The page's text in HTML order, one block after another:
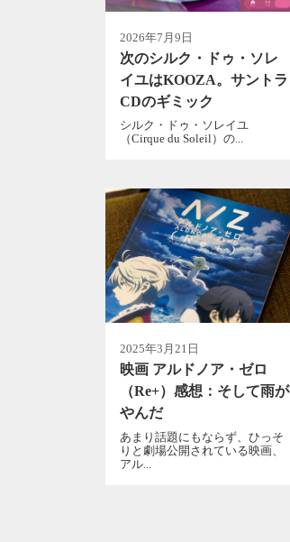
2026年7月9日
次のシルク・ドゥ・ソレ
イユはKOOZA。サントラ
CDのギミック
シルク・ドゥ・ソレイユ
（Cirque du Soleil）の...
2025年3月21日
映画 アルドノア・ゼロ
（Re+）感想：そして雨が
やんだ
あまり話題にもならず、ひっそ
りと劇場公開されている映画、
アル...